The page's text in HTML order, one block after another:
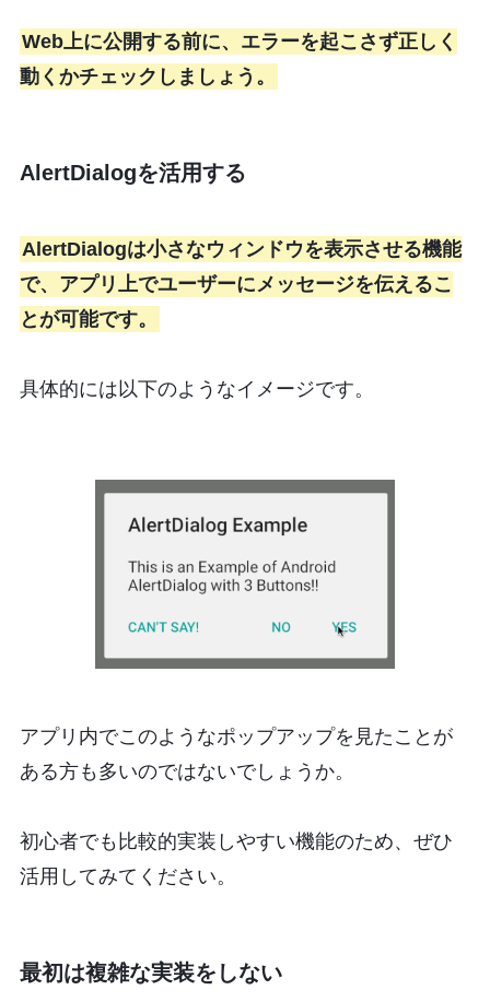
Web上に公開する前に、エラーを起こさず正しく
動くかチェックしましょう。
AlertDialogを活用する
AlertDialogは小さなウィンドウを表示させる機能
で、アプリ上でユーザーにメッセージを伝えるこ
とが可能です。
具体的には以下のようなイメージです。
アプリ内でこのようなポップアップを見たことが
ある方も多いのではないでしょうか。
初心者でも比較的実装しやすい機能のため、ぜひ
活用してみてください。
最初は複雑な実装をしない